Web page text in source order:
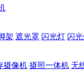
架 遮光罩 闪光灯 闪
摄像机 摄照一体机 无